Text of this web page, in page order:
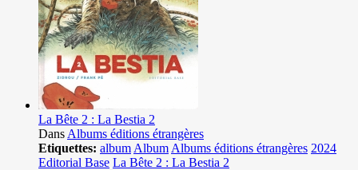
La Bête 2 : La Bestia 2
Dans Albums éditions étrangères
Etiquettes: album Album Albums éditions étrangères 2024
Editorial Base La Bête 2 : La Bestia 2